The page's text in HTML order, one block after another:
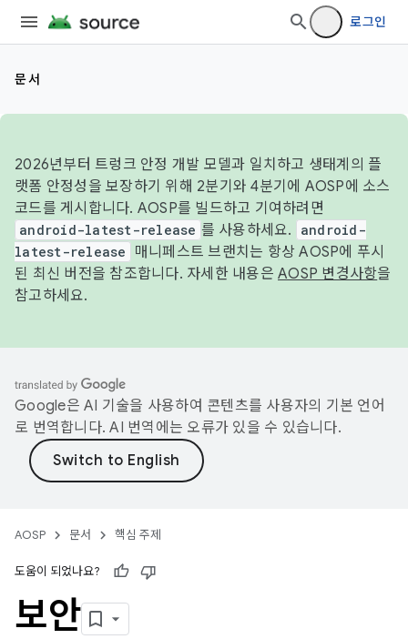
로그인
문서
2026년부터 트렁크 안정 개발 모델과 일치하고 생태계의 플
랫폼 안정성을 보장하기 위해 2분기와 4분기에 AOSP에 소스
코드를 게시합니다. AOSP를 빌드하고 기여하려면
android-latest-release 를 사용하세요.
android-
latest-release
매니페스트 브랜치는 항상 AOSP에 푸시
된 최신 버전을 참조합니다. 자세한 내용은 AOSP 변경사항을
참고하세요.
Google은 AI 기술을 사용하여 콘텐츠를 사용자의 기본 언어
로 번역합니다. AI 번역에는 오류가 있을 수 있습니다.
AOSP 문서 핵심 주제
도움이 되었나요?
보안